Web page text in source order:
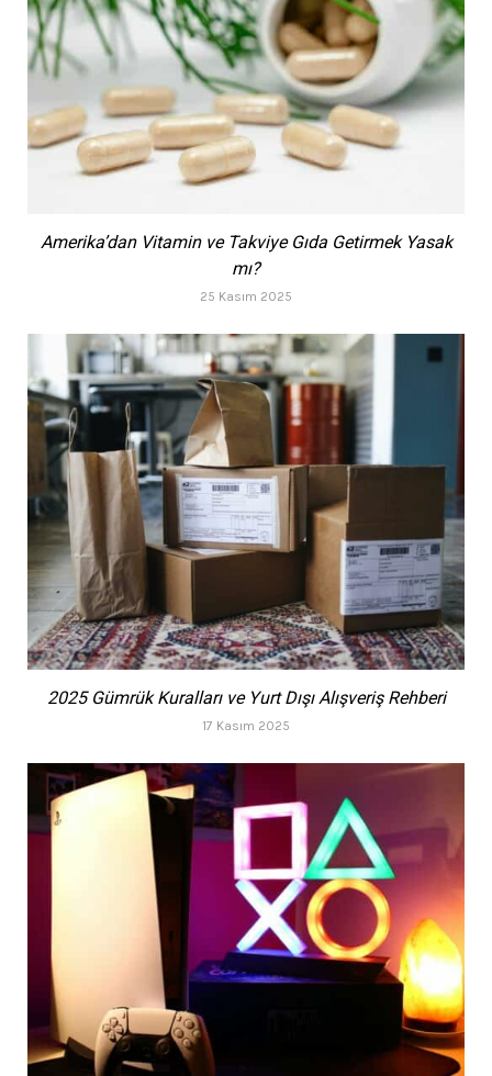
Amerika’dan Vitamin ve Takviye Gıda Getirmek Yasak
mı?
25 Kasım 2025
2025 Gümrük Kuralları ve Yurt Dışı Alışveriş Rehberi
17 Kasım 2025